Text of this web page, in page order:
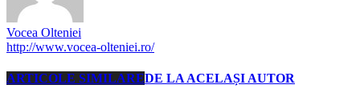
Vocea Olteniei
http://www.vocea-olteniei.ro/
ARTICOLE SIMILAREDE LA ACELAȘI AUTOR